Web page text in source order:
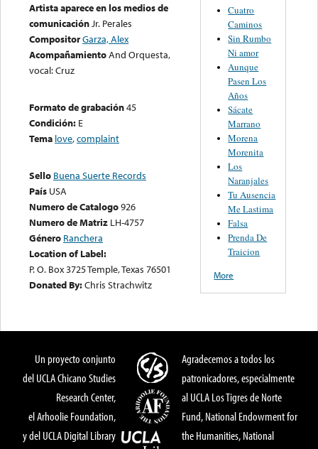
Artista aparece en los medios de
comunicaciónJr. Perales
CompositorGarza, Alex
AcompañamientoAnd Orquesta,
vocal: Cruz
Formato de grabación45
Condición: E
Tema love,complaint
Sello Buena Suerte Records
País USA
Numero de Catalogo926
Numero de Matriz LH-4757
Género Ranchera
Location of Label:
P. O. Box 3725 Temple, Texas 76501
Donated By:Chris Strachwitz
Cuatro
Caminos
Sin Rumbo
Ni amor
Aunque
Pasen Los
Años
Sácate
Marrano
Morena
Morenita
Los
Naranjales
Tu Ausencia
Me Lastima
Falsa
Prenda De
Traicion
More
Un proyecto conjunto
del UCLA Chicano Studies
Research Center,
el Arhoolie Foundation,
y del UCLA Digital Library
Agradecemos a todos los
patronicadores, especialmente
al UCLA Los Tigres de Norte
Fund, National Endowment for
the Humanities, National